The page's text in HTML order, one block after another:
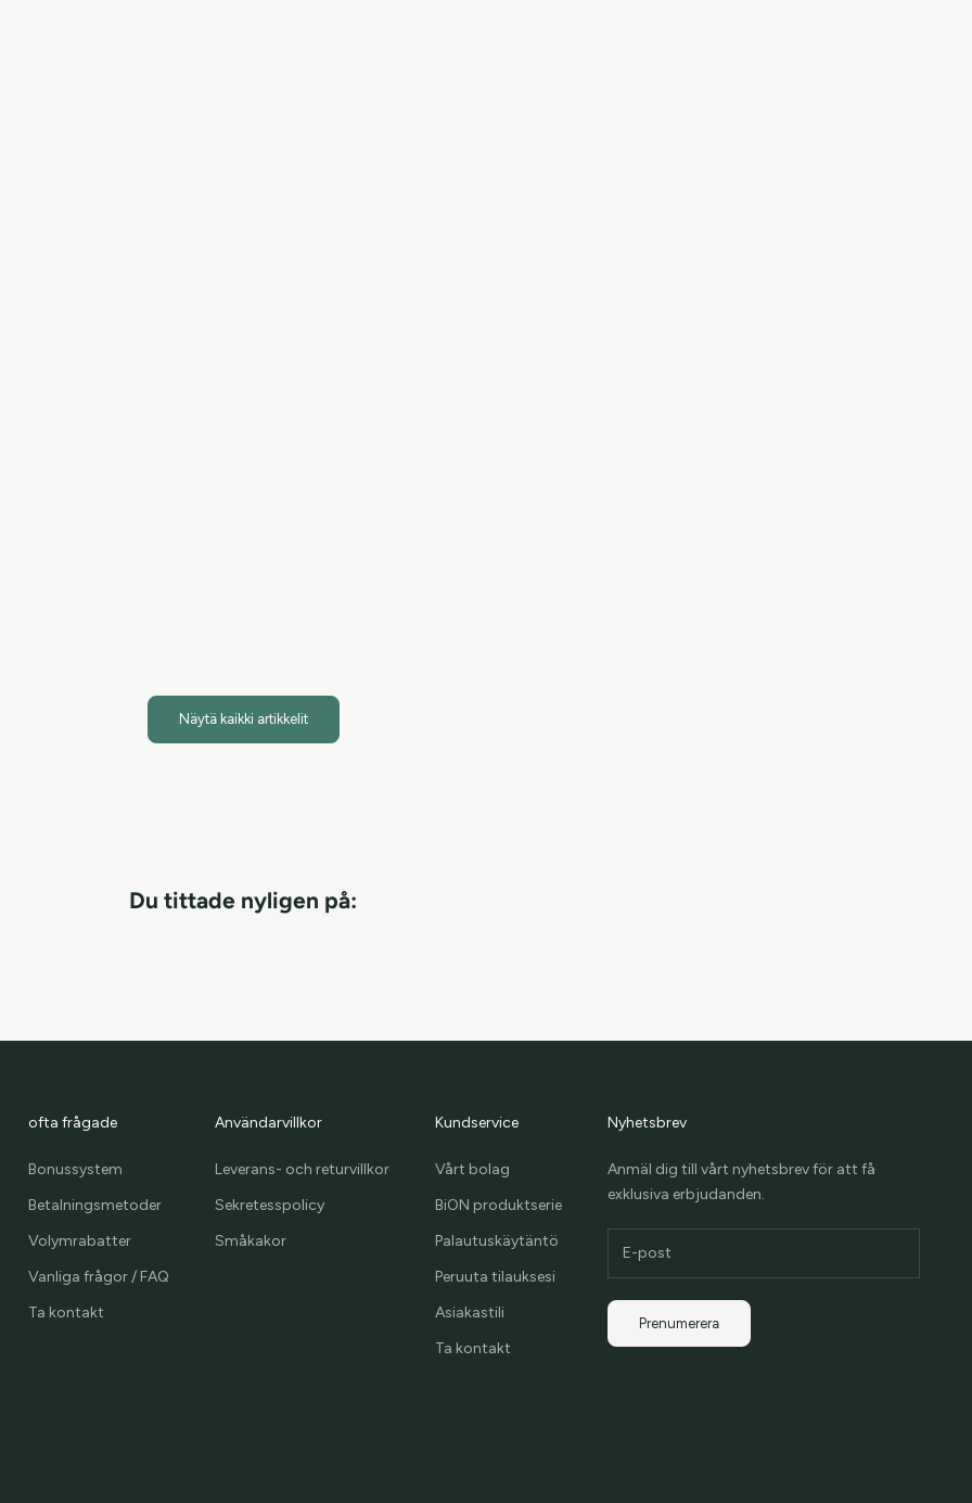
Näytä kaikki artikkelit
Du tittade nyligen på:
ofta frågade
Bonussystem
Betalningsmetoder
Volymrabatter
Vanliga frågor / FAQ
Ta kontakt
Användarvillkor
Leverans- och returvillkor
Sekretesspolicy
Småkakor
Kundservice
Vårt bolag
BiON produktserie
Palautuskäytäntö
Peruuta tilauksesi
Asiakastili
Ta kontakt
Nyhetsbrev
Anmäl dig till vårt nyhetsbrev för att få
exklusiva erbjudanden.
Prenumerera